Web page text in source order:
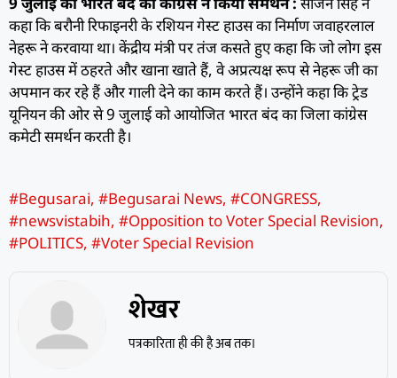
कहा कि बरौनी रिफाइनरी के रशियन गेस्ट हाउस का निर्माण जवाहरलाल
नेहरू ने करवाया था। केंद्रीय मंत्री पर तंज कसते हुए कहा कि जो लोग इस
गेस्ट हाउस में ठहरते और खाना खाते हैं, वे अप्रत्यक्ष रूप से नेहरू जी का
अपमान कर रहे हैं और गाली देने का काम करते हैं। उन्होंने कहा कि ट्रेड
यूनियन की ओर से 9 जुलाई को आयोजित भारत बंद का जिला कांग्रेस
कमेटी समर्थन करती है।
#Begusarai, #Begusarai News, #CONGRESS,
#newsvistabih, #Opposition to Voter Special Revision,
#POLITICS, #Voter Special Revision
शेखर
पत्रकारिता ही की है अब तक।